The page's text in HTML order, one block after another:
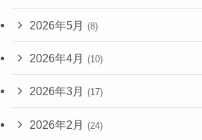
2026年5月 (8)
2026年4月 (10)
2026年3月 (17)
2026年2月 (24)